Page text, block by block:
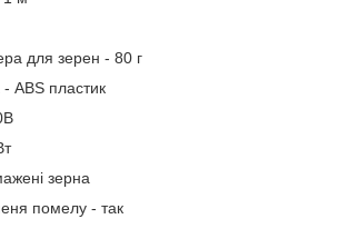
для зерен - 80 г
ABS пластик
зерна
помелу - так